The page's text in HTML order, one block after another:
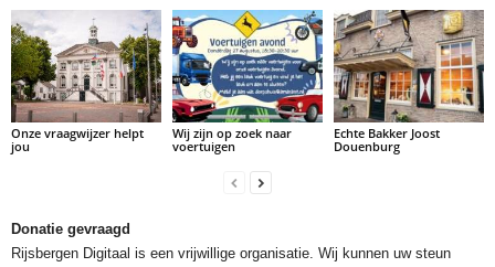
Onze vraagwijzer helpt
jou
Wij zijn op zoek naar
voertuigen
Echte Bakker Joost
Douenburg
Donatie gevraagd
Rijsbergen Digitaal is een vrijwillige organisatie. Wij kunnen uw steun